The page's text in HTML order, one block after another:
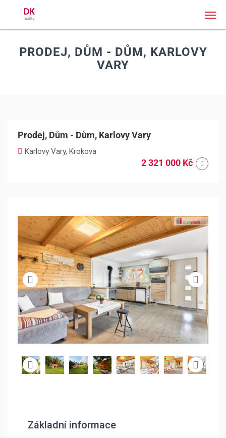
PRODEJ, DŮM - DŮM, KARLOVY
VARY
Prodej, Dům - Dům, Karlovy Vary
Karlovy Vary, Krokova
2 321 000 Kč
Základní informace